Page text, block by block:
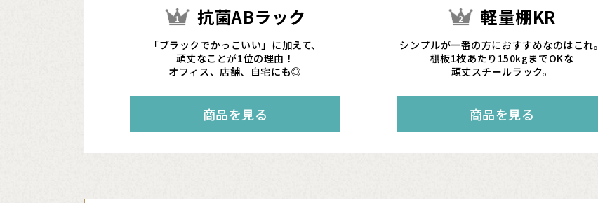
抗菌ABラック
「ブラックでかっこいい」に加えて、
頑丈なことが1位の理由！
オフィス、店舗、自宅にも◎
商品を見る
軽量棚KR
シンプルが一番の方におすすめなのはこれ。
棚板1枚あたり150kgまでOKな
頑丈スチールラック。
商品を見る